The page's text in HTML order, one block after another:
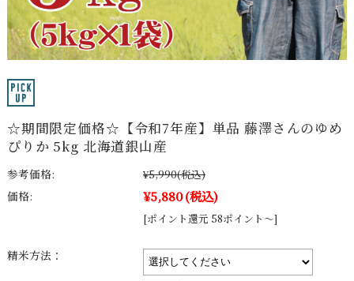
☆期間限定価格☆【令和7年産】単品 藤澤さんのゆめ
ぴりか 5kg 北海道銀山産
参考価格: ¥5,990(税込)
価格: ¥5,880(税込)
[ポイント還元 58ポイント～]
精米方法：